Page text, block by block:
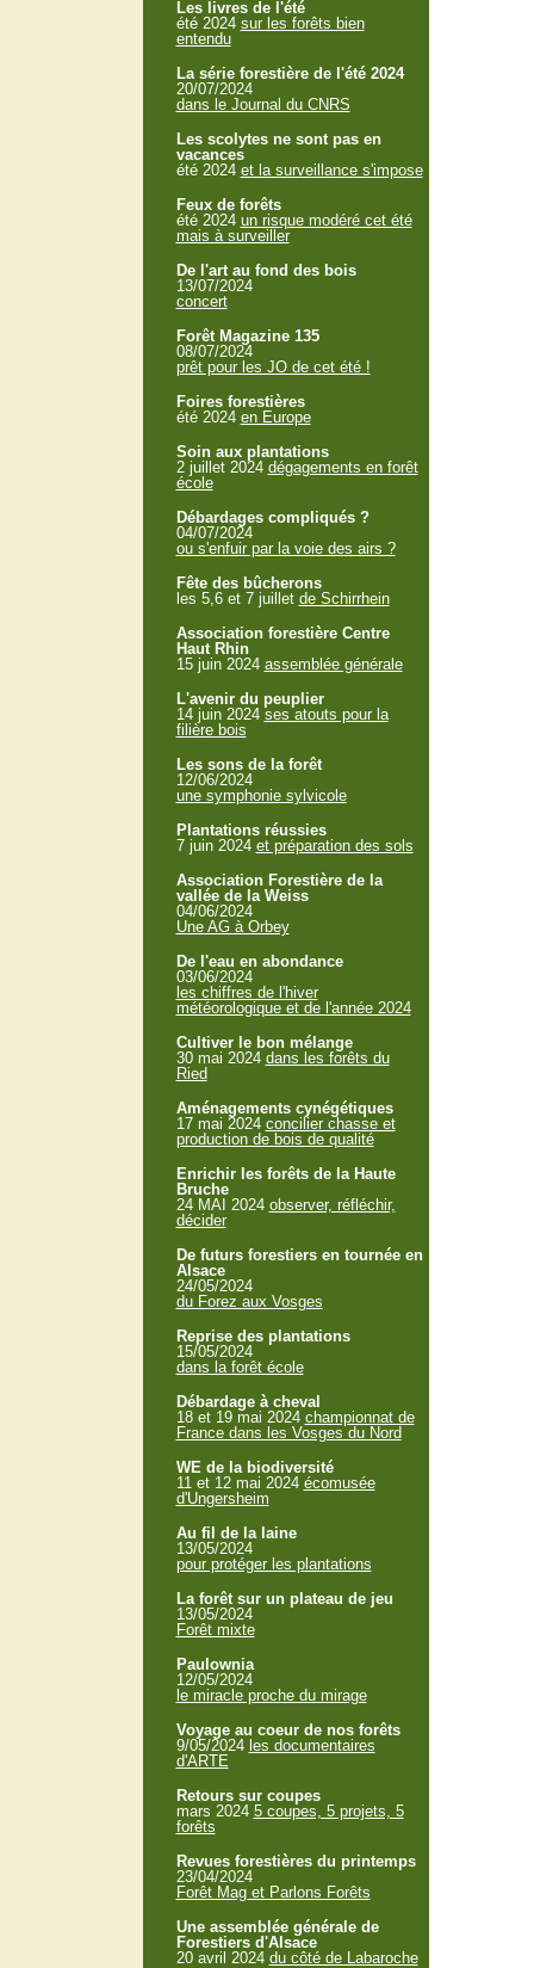
Les livres de l'été
été 2024 sur les forêts bien
entendu
La série forestière de l'été 2024
20/07/2024
dans le Journal du CNRS
Les scolytes ne sont pas en
vacances
été 2024 et la surveillance s'impose
Feux de forêts
été 2024 un risque modéré cet été
mais à surveiller
De l'art au fond des bois
13/07/2024
concert
Forêt Magazine 135
08/07/2024
prêt pour les JO de cet été !
Foires forestières
été 2024 en Europe
Soin aux plantations
2 juillet 2024 dégagements en forêt
école
Débardages compliqués ?
04/07/2024
ou s'enfuir par la voie des airs ?
Fête des bûcherons
les 5,6 et 7 juillet de Schirrhein
Association forestière Centre
Haut Rhin
15 juin 2024 assemblée générale
L'avenir du peuplier
14 juin 2024 ses atouts pour la
filière bois
Les sons de la forêt
12/06/2024
une symphonie sylvicole
Plantations réussies
7 juin 2024 et préparation des sols
Association Forestière de la
vallée de la Weiss
04/06/2024
Une AG à Orbey
De l'eau en abondance
03/06/2024
les chiffres de l'hiver
météorologique et de l'année 2024
Cultiver le bon mélange
30 mai 2024 dans les forêts du
Ried
Aménagements cynégétiques
17 mai 2024 concilier chasse et
production de bois de qualité
Enrichir les forêts de la Haute
Bruche
24 MAI 2024 observer, réfléchir,
décider
De futurs forestiers en tournée en
Alsace
24/05/2024
du Forez aux Vosges
Reprise des plantations
15/05/2024
dans la forêt école
Débardage à cheval
18 et 19 mai 2024 championnat de
France dans les Vosges du Nord
WE de la biodiversité
11 et 12 mai 2024 écomusée
d'Ungersheim
Au fil de la laine
13/05/2024
pour protéger les plantations
La forêt sur un plateau de jeu
13/05/2024
Forêt mixte
Paulownia
12/05/2024
le miracle proche du mirage
Voyage au coeur de nos forêts
9/05/2024 les documentaires
d'ARTE
Retours sur coupes
mars 2024 5 coupes, 5 projets, 5
forêts
Revues forestières du printemps
23/04/2024
Forêt Mag et Parlons Forêts
Une assemblée générale de
Forestiers d'Alsace
20 avril 2024 du côté de Labaroche